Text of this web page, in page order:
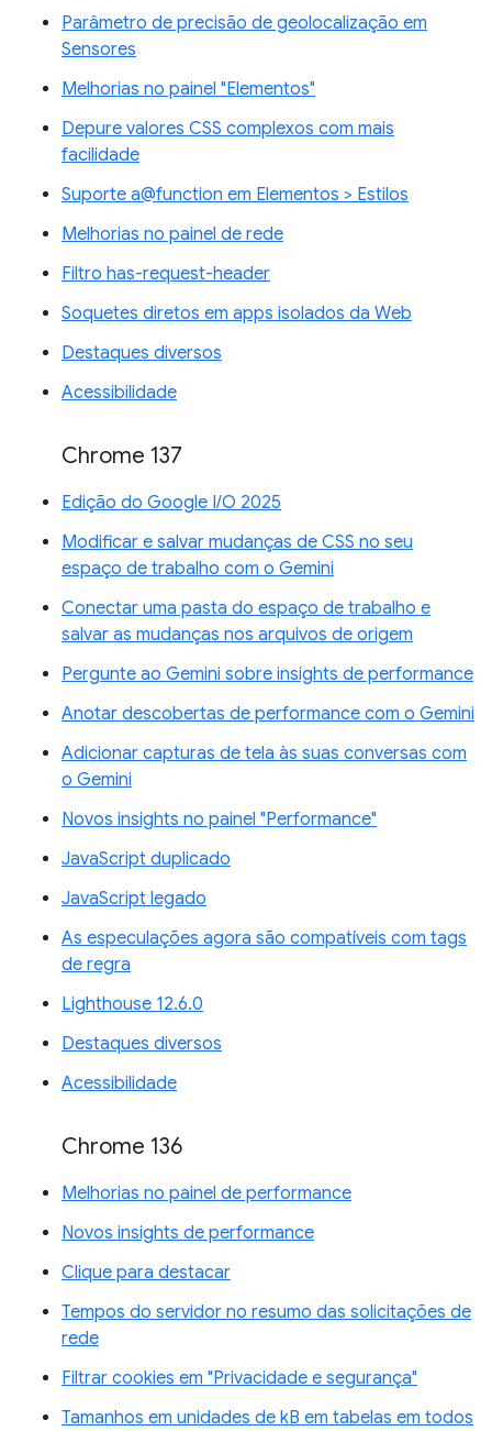
Parâmetro de precisão de geolocalização em
Sensores
Melhorias no painel "Elementos"
Depure valores CSS complexos com mais
facilidade
Suporte a@function em Elementos > Estilos
Melhorias no painel de rede
Filtro has-request-header
Soquetes diretos em apps isolados da Web
Destaques diversos
Acessibilidade
Chrome 137
Edição do Google I/O 2025
Modificar e salvar mudanças de CSS no seu
espaço de trabalho com o Gemini
Conectar uma pasta do espaço de trabalho e
salvar as mudanças nos arquivos de origem
Pergunte ao Gemini sobre insights de performance
Anotar descobertas de performance com o Gemini
Adicionar capturas de tela às suas conversas com
o Gemini
Novos insights no painel "Performance"
JavaScript duplicado
JavaScript legado
As especulações agora são compatíveis com tags
de regra
Lighthouse 12.6.0
Destaques diversos
Acessibilidade
Chrome 136
Melhorias no painel de performance
Novos insights de performance
Clique para destacar
Tempos do servidor no resumo das solicitações de
rede
Filtrar cookies em "Privacidade e segurança"
Tamanhos em unidades de kB em tabelas em todos